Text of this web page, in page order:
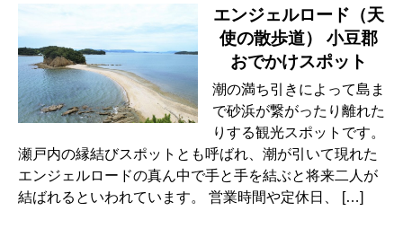
エンジェルロード（天
使の散歩道） 小豆郡
おでかけスポット
潮の満ち引きによって島ま
で砂浜が繋がったり離れた
りする観光スポットです。
瀬戸内の縁結びスポットとも呼ばれ、潮が引いて現れた
エンジェルロードの真ん中で手と手を結ぶと将来二人が
結ばれるといわれています。 営業時間や定休日、 […]